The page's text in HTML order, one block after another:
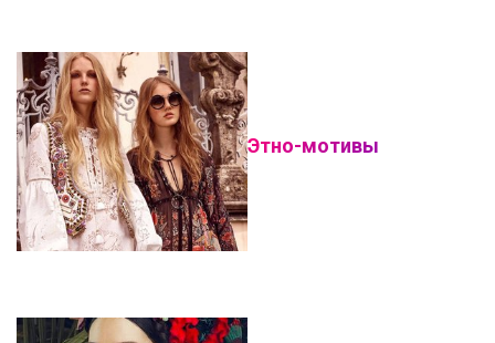
Этно-мотивы